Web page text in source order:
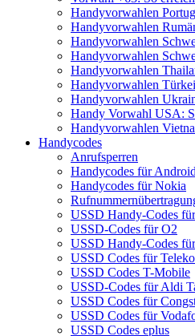
Handyvorwahlen
Handyvorwahlen
Handyvorwahlen
Handyvorwahlen
Handyvorwahlen
Handyvorwahlen Türkei
Handyvorwahlen
Handy Vorwahl USA:
Handyvorwahlen
Handycodes
Anrufsperren
Handycodes für Android
Handycodes für Nokia
USSD Handy-Codes
USSD-Codes für O2
USSD Handy-Codes
USSD Codes für
USSD Codes T-Mobile
USSD-Codes für Aldi
USSD Codes für
USSD Codes für
USSD Codes eplus